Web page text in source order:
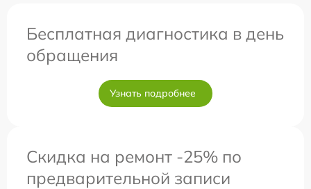
Бесплатная диагностика в день
обращения
Узнать подробнее
Скидка на ремонт -25% по
предварительной записи